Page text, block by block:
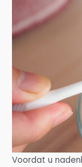
Voordat u